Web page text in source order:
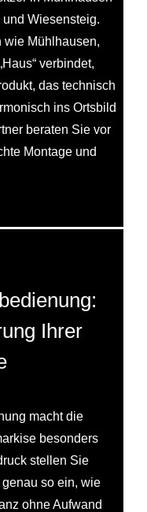
Wiesensteig.
wie Mühlhausen,
verbindet,
das technisch
ins Ortsbild
beraten Sie vor
Montage und
Ihrer
macht die
besonders
stellen Sie
so ein, wie
ohne Aufwand